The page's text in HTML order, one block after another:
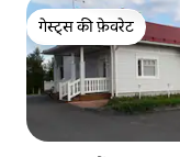
गेस्ट्स की फ़ेवरेट
गेस्ट्स की फ़ेवरेट